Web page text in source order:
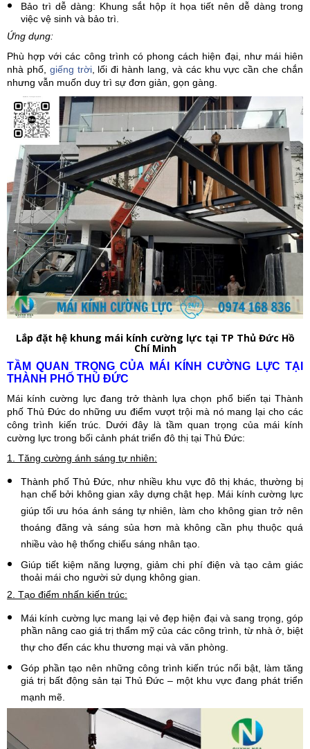
Bảo trì dễ dàng: Khung sắt hộp ít họa tiết nên dễ dàng trong
việc vệ sinh và bảo trì.
Ứng dụng:
Phù hợp với các công trình có phong cách hiện đại, như mái hiên
nhà phố, giếng trời, lối đi hành lang, và các khu vực cần che chắn
nhưng vẫn muốn duy trì sự đơn giản, gọn gàng.
Lắp đặt hệ khung mái kính cường lực tại TP Thủ Đức Hồ
Chí Minh
TẦM QUAN TRỌNG CỦA MÁI KÍNH CƯỜNG LỰC TẠI
THÀNH PHỐ THỦ ĐỨC
Mái kính cường lực đang trở thành lựa chọn phổ biến tại Thành
phố Thủ Đức do những ưu điểm vượt trội mà nó mang lại cho các
công trình kiến trúc. Dưới đây là tầm quan trọng của mái kính
cường lực trong bối cảnh phát triển đô thị tại Thủ Đức:
1. Tăng cường ánh sáng tự nhiên:
Thành phố Thủ Đức, như nhiều khu vực đô thị khác, thường bị
hạn chế bởi không gian xây dựng chật hẹp. Mái kính cường lực
giúp tối ưu hóa ánh sáng tự nhiên, làm cho không gian trở nên
thoáng đãng và sáng sủa hơn mà không cần phụ thuộc quá
nhiều vào hệ thống chiếu sáng nhân tạo.
Giúp tiết kiệm năng lượng, giảm chi phí điện và tạo cảm giác
thoải mái cho người sử dụng không gian.
2. Tạo điểm nhấn kiến trúc:
Mái kính cường lực mang lại vẻ đẹp hiện đại và sang trọng, góp
phần nâng cao giá trị thẩm mỹ của các công trình, từ nhà ở, biệt
thự cho đến các khu thương mại và văn phòng.
Góp phần tạo nên những công trình kiến trúc nổi bật, làm tăng
giá trị bất động sản tại Thủ Đức – một khu vực đang phát triển
mạnh mẽ.